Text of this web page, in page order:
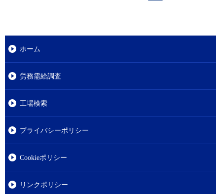
ホーム
労務需給調査
工場検索
プライバシーポリシー
Cookieポリシー
リンクポリシー